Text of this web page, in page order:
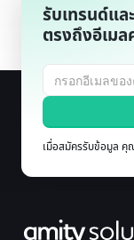
รับเทรนด์แล
ตรงถึงอีเม
เมื่อสมัครรับข้อมูล